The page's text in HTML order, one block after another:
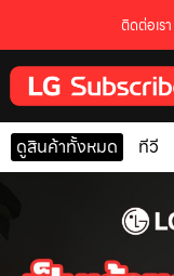
ติดต่อเรา
ดูสินค้าทั้งหมด ทีวี